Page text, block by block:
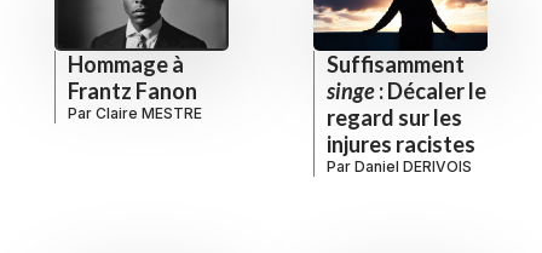
Hommage à
Frantz Fanon
Par Claire MESTRE
Suffisamment
singe: Décaler le
regard sur les
injures racistes
Par Daniel DERIVOIS